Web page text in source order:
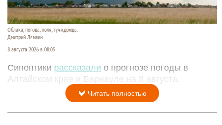
Облака, погода, поля, тучи,дождь.
Дмитрий Лямзин
8 августа 2026 в 08:05
Синоптики рассказали о прогнозе погоды в
Алтайском крае и Барнауле на 8 августа.
Читать полностью